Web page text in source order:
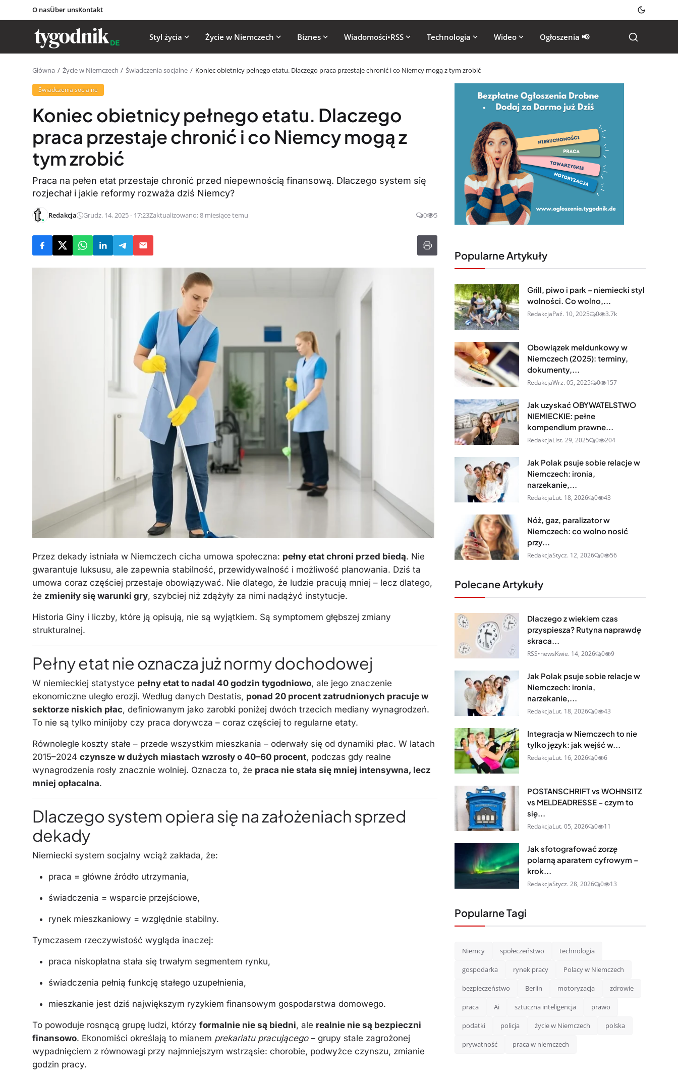
O nasÜber unsKontakt
Styl życia Życie w Niemczech Biznes Wiadomości•RSS Technologia Wideo Ogłoszenia 📢
Główna Życie w Niemczech Świadczenia socjalne Koniec obietnicy pełnego etatu. Dlaczego praca przestaje chronić i co Niemcy mogą z tym zrobić
Świadczenia socjalne
Koniec obietnicy pełnego etatu. Dlaczego
praca przestaje chronić i co Niemcy mogą z
tym zrobić
Praca na pełen etat przestaje chronić przed niepewnością finansową. Dlaczego system się
rozjechał i jakie reformy rozważa dziś Niemcy?
Redakcja Grudz. 14, 2025 - 17:23Zaktualizowano: 8 miesiące temu 0 5
Przez dekady istniała w Niemczech cicha umowa społeczna: pełny etat chroni przed biedą. Nie
gwarantuje luksusu, ale zapewnia stabilność, przewidywalność i możliwość planowania. Dziś ta
umowa coraz częściej przestaje obowiązywać. Nie dlatego, że ludzie pracują mniej – lecz dlatego,
że zmieniły się warunki gry, szybciej niż zdążyły za nimi nadążyć instytucje.
Historia Giny i liczby, które ją opisują, nie są wyjątkiem. Są symptomem głębszej zmiany
strukturalnej.
Pełny etat nie oznacza już normy dochodowej
W niemieckiej statystyce pełny etat to nadal 40 godzin tygodniowo, ale jego znaczenie
ekonomiczne uległo erozji. Według danych Destatis, ponad 20 procent zatrudnionych pracuje w
sektorze niskich płac, definiowanym jako zarobki poniżej dwóch trzecich mediany wynagrodzeń.
To nie są tylko minijoby czy praca dorywcza – coraz częściej to regularne etaty.
Równolegle koszty stałe – przede wszystkim mieszkania – oderwały się od dynamiki płac. W latach
2015–2024 czynsze w dużych miastach wzrosły o 40–60 procent, podczas gdy realne
wynagrodzenia rosły znacznie wolniej. Oznacza to, że praca nie stała się mniej intensywna, lecz
mniej opłacalna.
Dlaczego system opiera się na założeniach sprzed
dekady
Niemiecki system socjalny wciąż zakłada, że:
praca = główne źródło utrzymania,
świadczenia = wsparcie przejściowe,
rynek mieszkaniowy = względnie stabilny.
Tymczasem rzeczywistość wygląda inaczej:
praca niskopłatna stała się trwałym segmentem rynku,
świadczenia pełnią funkcję stałego uzupełnienia,
mieszkanie jest dziś największym ryzykiem finansowym gospodarstwa domowego.
To powoduje rosnącą grupę ludzi, którzy formalnie nie są biedni, ale realnie nie są bezpieczni
finansowo. Ekonomiści określają to mianem prekariatu pracującego– grupy stale zagrożonej
wypadnięciem z równowagi przy najmniejszym wstrząsie: chorobie, podwyżce czynszu, zmianie
godzin pracy.
Popularne Artykuły
Grill, piwo i park – niemiecki styl
wolności. Co wolno,...
RedakcjaPaź. 10, 2025 0 3.7k
Obowiązek meldunkowy w
Niemczech (2025): terminy,
dokumenty,...
RedakcjaWrz. 05, 2025 0 157
Jak uzyskać OBYWATELSTWO
NIEMIECKIE: pełne
kompendium prawne...
RedakcjaList. 29, 2025 0 204
Jak Polak psuje sobie relacje w
Niemczech: ironia,
narzekanie,...
RedakcjaLut. 18, 2026 0 43
Nóż, gaz, paralizator w
Niemczech: co wolno nosić
przy...
RedakcjaStycz. 12, 2026 0 56
Polecane Artykuły
Dlaczego z wiekiem czas
przyspiesza? Rutyna naprawdę
skraca...
RSS•newsKwie. 14, 2026 0 9
Jak Polak psuje sobie relacje w
Niemczech: ironia,
narzekanie,...
RedakcjaLut. 18, 2026 0 43
Integracja w Niemczech to nie
tylko język: jak wejść w...
RedakcjaLut. 16, 2026 0 6
POSTANSCHRIFT vs WOHNSITZ
vs MELDEADRESSE – czym to
się...
RedakcjaLut. 05, 2026 0 11
Jak sfotografować zorzę
polarną aparatem cyfrowym –
krok...
RedakcjaStycz. 28, 2026 0 13
Popularne Tagi
Niemcy społeczeństwo technologia
gospodarka rynek pracy Polacy w Niemczech
bezpieczeństwo Berlin motoryzacja zdrowie
praca Ai sztuczna inteligencja prawo
podatki policja życie w Niemczech polska
prywatność praca w niemczech